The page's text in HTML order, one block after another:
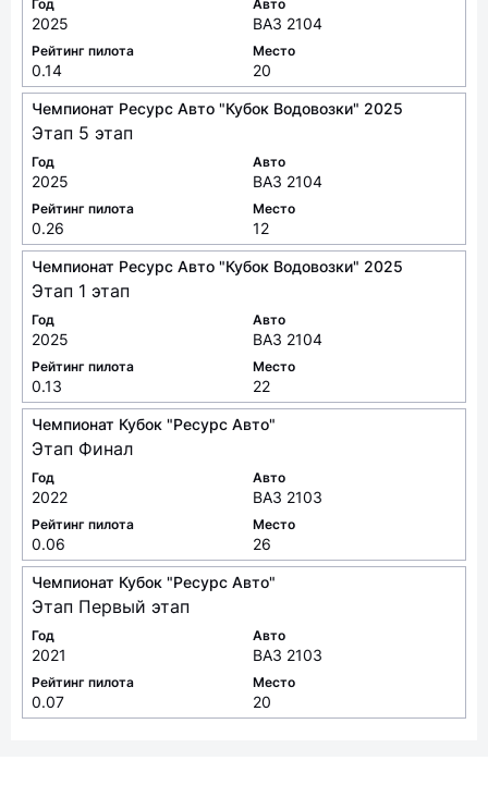
Год
2025
Авто
ВАЗ 2104
Рейтинг пилота
0.14
Место
20
Чемпионат Ресурс Авто "Кубок Водовозки" 2025
Этап 5 этап
Год
2025
Авто
ВАЗ 2104
Рейтинг пилота
0.26
Место
12
Чемпионат Ресурс Авто "Кубок Водовозки" 2025
Этап 1 этап
Год
2025
Авто
ВАЗ 2104
Рейтинг пилота
0.13
Место
22
Чемпионат Кубок "Ресурс Авто"
Этап Финал
Год
2022
Авто
ВАЗ 2103
Рейтинг пилота
0.06
Место
26
Чемпионат Кубок "Ресурс Авто"
Этап Первый этап
Год
2021
Авто
ВАЗ 2103
Рейтинг пилота
0.07
Место
20